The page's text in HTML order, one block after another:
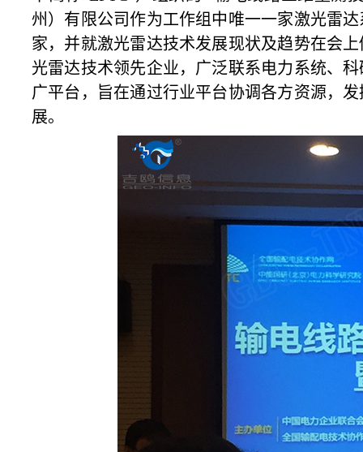
州）有限公司作为工作组中唯一一家激光雷
家，并就激光雷达技术发展现状及趋势在会
光雷达技术领先企业，广泛联系电力系统、
广平台，旨在通过行业平台协调各方资源，
展。